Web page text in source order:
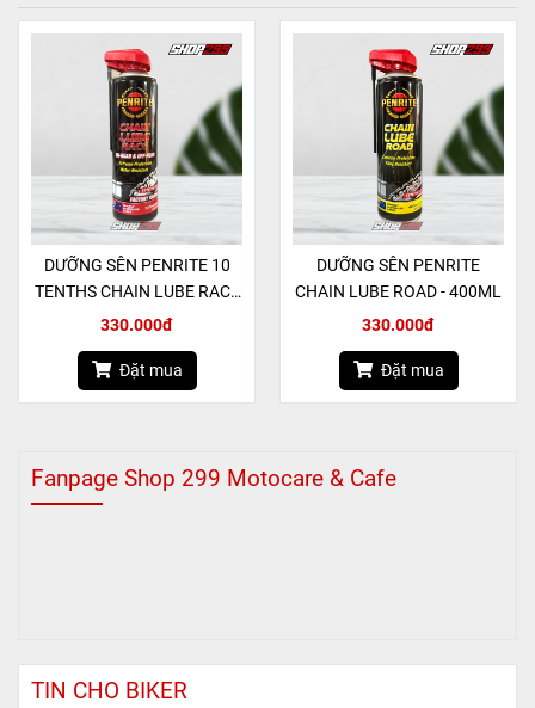
DƯỠNG SÊN PENRITE 10
TENTHS CHAIN LUBE RACE
- 500ML
330.000đ
Đặt mua
DƯỠNG SÊN PENRITE
CHAIN LUBE ROAD - 400ML
330.000đ
Đặt mua
Fanpage Shop 299 Motocare & Cafe
TIN CHO BIKER